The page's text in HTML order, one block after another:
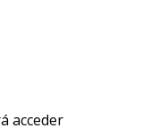
acceder